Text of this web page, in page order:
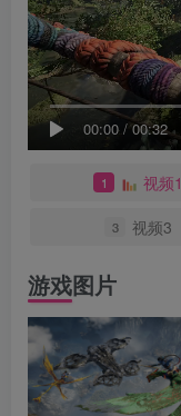
00:00/00:32
1 视频1
3 视频3
游戏图片